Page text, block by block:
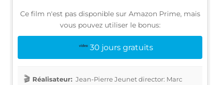
Ce film n'est pas disponible sur Amazon Prime, mais
vous pouvez utiliser le bonus:
30 jours gratuits
Réalisateur: Jean-Pierre Jeunet director: Marc